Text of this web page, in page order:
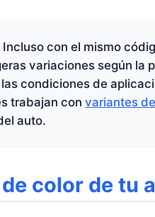
Incluso con el mismo
variaciones según la
condiciones de
trabajan convariantes
auto.
color de tu